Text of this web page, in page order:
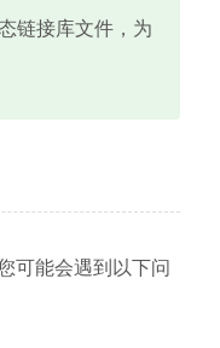
链接库文件，为
可能会遇到以下问